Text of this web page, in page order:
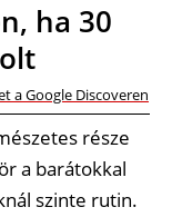
ha 30
a Google Discoveren
része
a barátokkal
szinte rutin.